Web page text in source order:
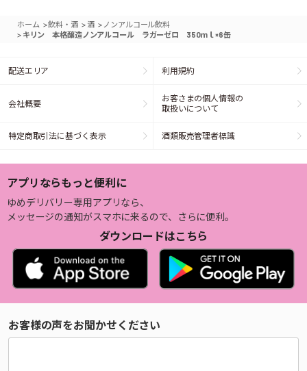
ホーム >飲料・酒 > 酒 > ノンアルコール飲料
> キリン 本格醸造ノンアルコール ラガーゼロ 350ｍｌ×6缶
配送エリア 利用規約
会社概要
お客さまの個人情報の
取扱いについて
特定商取引法に基づく表示 酒類販売管理者標識
アプリならもっと便利に
ゆめデリバリー専用アプリなら、
メッセージの通知がスマホに来るので、さらに便利。
ダウンロードはこちら
お客様の声をお聞かせください